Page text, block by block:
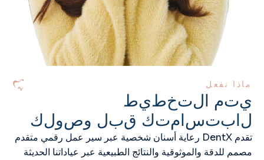
ماذا نفعل
يتم التخطيط
لابتسامتك قبل وصولك
تقدم DentX رعاية أسنان شخصية عبر سير عمل رقمي متقدم
مصمم للدقة والموثوقية والنتائج الطبيعية عبر عياداتنا الحديثة